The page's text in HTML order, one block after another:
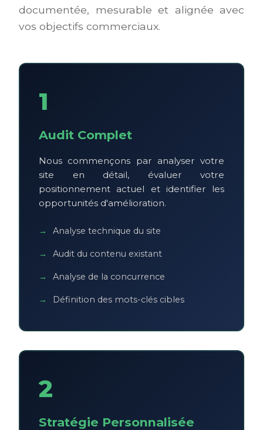
documentée, mesurable et alignée avec
vos objectifs commerciaux.
1
Audit Complet
Nous commençons par analyser votre
site en détail, évaluer votre
positionnement actuel et identifier les
opportunités d'amélioration.
Analyse technique du site
Audit du contenu existant
Analyse de la concurrence
Définition des mots-clés cibles
2
Stratégie Personnalisée